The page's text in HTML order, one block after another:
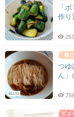
「
作り
BLOG
つゆ
ん」